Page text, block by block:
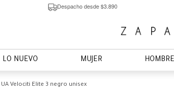
Despacho desde $3.890
LO NUEVO MUJER HOMBRE
Velociti Elite 3 negro unisex